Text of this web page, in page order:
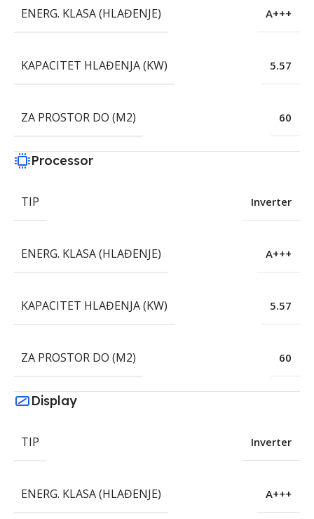
ENERG. KLASA (HLAĐENJE) A+++
KAPACITET HLAĐENJA (KW) 5.57
ZA PROSTOR DO (M2) 60
Processor
TIP Inverter
ENERG. KLASA (HLAĐENJE) A+++
KAPACITET HLAĐENJA (KW) 5.57
ZA PROSTOR DO (M2) 60
Display
TIP Inverter
ENERG. KLASA (HLAĐENJE) A+++